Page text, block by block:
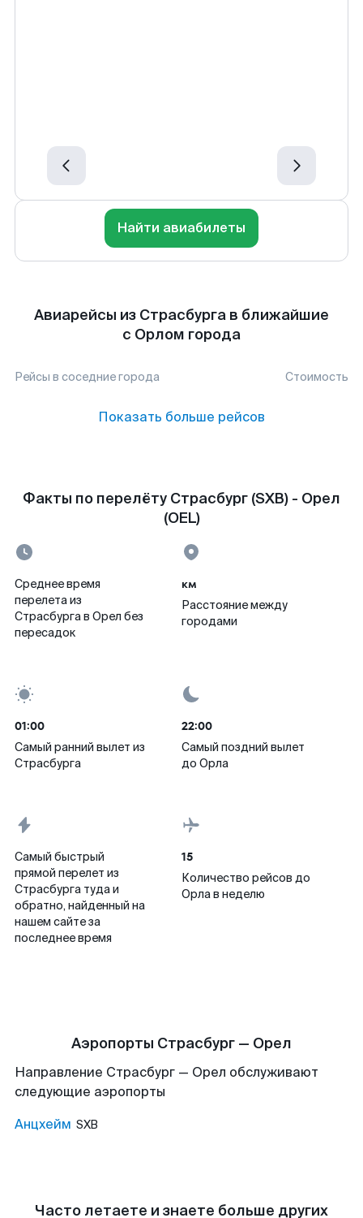
Найти авиабилеты
Авиарейсы из Страсбурга в ближайшие
с Орлом города
Рейсы в соседние города Стоимость
Показать больше рейсов
Факты по перелёту Страсбург (SXB) - Орел
(OEL)
Среднее время
перелета из
Страсбурга в Орел без
пересадок
км
Расстояние между
городами
01:00
Самый ранний вылет из
Страсбурга
22:00
Самый поздний вылет
до Орла
Самый быстрый
прямой перелет из
Страсбурга туда и
обратно, найденный на
нашем сайте за
последнее время
15
Количество рейсов до
Орла в неделю
Аэропорты Страсбург — Орел
Направление Страсбург — Орел обслуживают
следующие аэропорты
Анцхейм SXB
Часто летаете и знаете больше других